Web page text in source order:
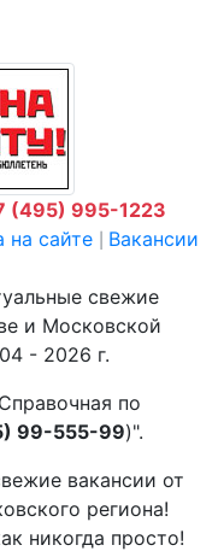
(495) 995-1223
на сайте Вакансии
свежие
и Московской
- 2026 г.
по
99-555-99)".
вакансии от
региона!
никогда просто!